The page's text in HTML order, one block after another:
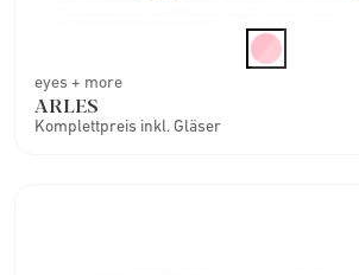
eyes + more
ARLES
Komplettpreis inkl. Gläser